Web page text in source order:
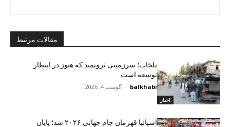
مقالات مرتبط
اخبار
بلخاب؛ سرزمینی ثروتمند که هنوز در انتظار
توسعه است
balkhabi
- آگوست 4, 2026
اسپانیا قهرمان جام جهانی ۲۰۲۶ شد؛ پایان